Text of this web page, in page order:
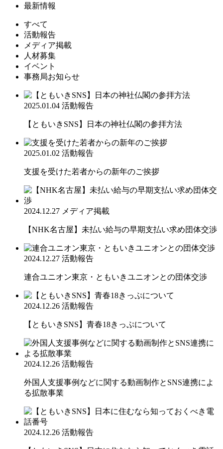
最新情報
すべて
活動報告
メディア掲載
人材募集
イベント
事務局お知らせ
2025.01.04 活動報告
【ともいきSNS】日本の神社仏閣の参拝方法
2025.01.02 活動報告
支援を受けた若者からの新年のご挨拶
2024.12.27 メディア掲載
【NHK名古屋】未払い給与の早期支払い求め団体交渉
2024.12.27 活動報告
連合ユニオン東京・ともいきユニオンとの団体交渉
2024.12.26 活動報告
【ともいきSNS】青春18きっぷについて
2024.12.26 活動報告
外国人支援事例などに関する動画制作とSNS連携によ
る拡散事業
2024.12.26 活動報告